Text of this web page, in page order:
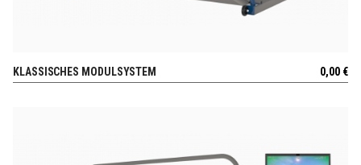
AUSSICHT
KLASSISCHES MODULSYSTEM 0,00 €